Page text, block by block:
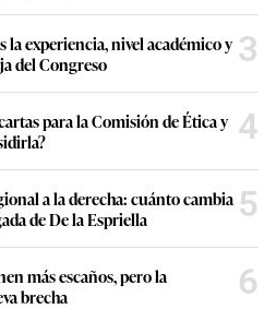
la experiencia, nivel académico y
del Congreso
3
para la Comisión de Ética y 4
a la derecha: cuánto cambia
de De la Espriella
5
más escaños, pero la
brecha
6